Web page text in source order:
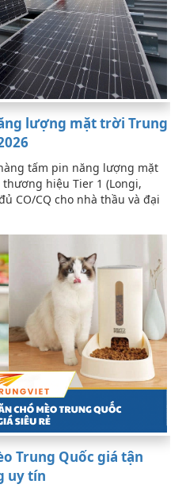
lượng mặt trời Trung
tấm pin năng lượng mặt
hiệu Tier 1 (Longi,
CO/CQ cho nhà thầu và đại
Trung Quốc giá tận
uy tín